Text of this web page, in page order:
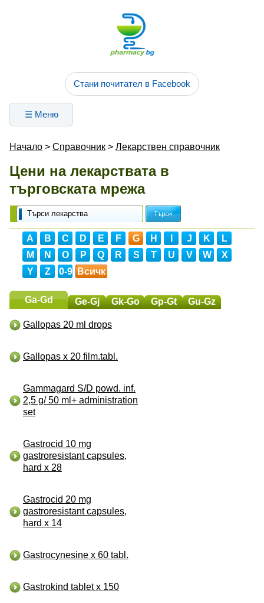
Стани почитател в Facebook
☰ Меню
Начало > Справочник > Лекарствен справочник
Цени на лекарствата в
търговската мрежа
A B C D E F G H J K
L
M
N O P Q R S T U V W
X
Y
Z 0-9 Всичк
Ga-Gd
Ge-Gj Gk-Go Gp-Gt Gu-Gz
Gallopas 20 ml drops
Gallopas x 20 film.tabl.
Gammagard S/D powd. inf.
2,5 g/ 50 ml+ administration
set
Gastrocid 10 mg
gastroresistant capsules,
hard x 28
Gastrocid 20 mg
gastroresistant capsules,
hard x 14
Gastrocynesine x 60 tabl.
Gastrokind tablet x 150